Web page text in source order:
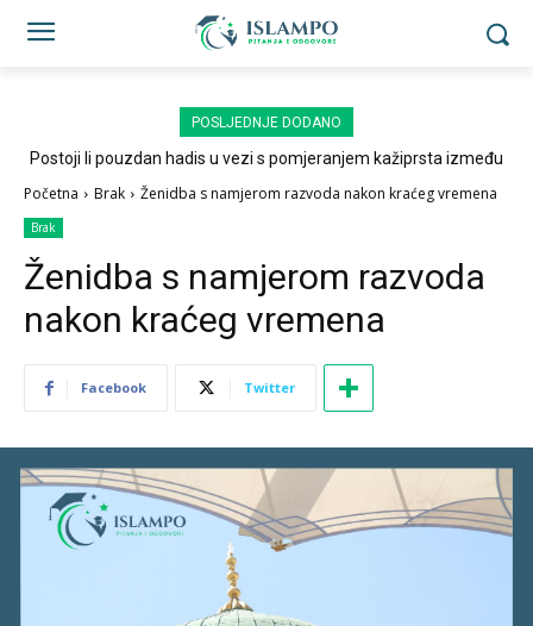
POSLJEDNJE DODANO
Postoji li pouzdan hadis u vezi s pomjeranjem kažiprsta između
Početna Brak Ženidba s namjerom razvoda nakon kraćeg vremena
Brak
Ženidba s namjerom razvoda
nakon kraćeg vremena
Facebook Twitter